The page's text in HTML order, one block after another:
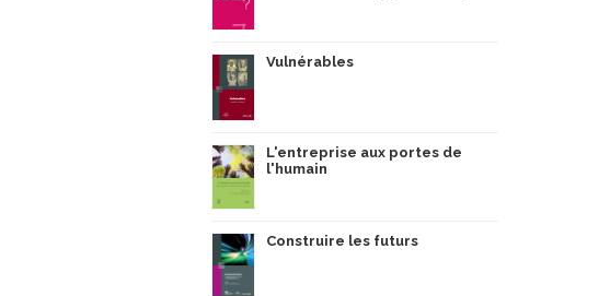
Vulnérables
L'entreprise aux portes de
l'humain
Construire les futurs